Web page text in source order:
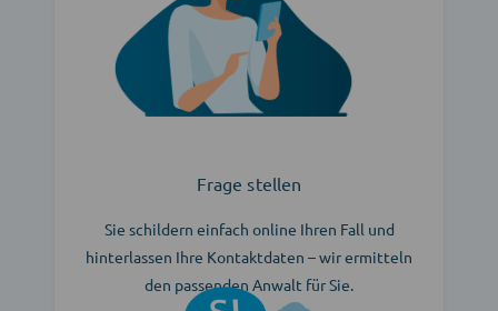
Frage stellen
Sie schildern einfach online Ihren Fall und
hinterlassen Ihre Kontaktdaten – wir ermitteln
den passenden Anwalt für Sie.